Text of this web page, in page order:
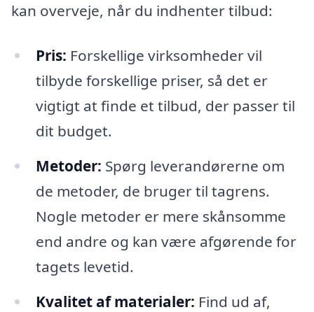
kan overveje, når du indhenter tilbud:
Pris: Forskellige virksomheder vil
tilbyde forskellige priser, så det er
vigtigt at finde et tilbud, der passer til
dit budget.
Metoder: Spørg leverandørerne om
de metoder, de bruger til tagrens.
Nogle metoder er mere skånsomme
end andre og kan være afgørende for
tagets levetid.
Kvalitet af materialer: Find ud af,